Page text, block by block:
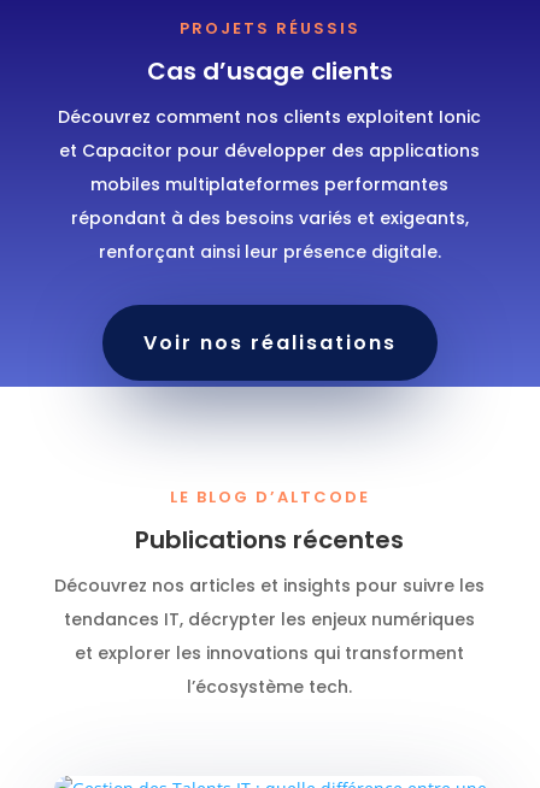
PROJETS RÉUSSIS
Cas d’usage clients
Découvrez comment nos clients exploitent Ionic
et Capacitor pour développer des applications
mobiles multiplateformes performantes
répondant à des besoins variés et exigeants,
renforçant ainsi leur présence digitale.
Voir nos réalisations
LE BLOG D’ALTCODE
Publications récentes
Découvrez nos articles et insights pour suivre les
tendances IT, décrypter les enjeux numériques
et explorer les innovations qui transforment
l’écosystème tech.